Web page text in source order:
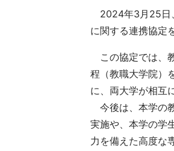
2024年3月25日
に関する連携協定
この協定では、
程（教職大学院）
に、両大学が相互
今後は、本学の
実施や、本学の学
力を備えた高度な